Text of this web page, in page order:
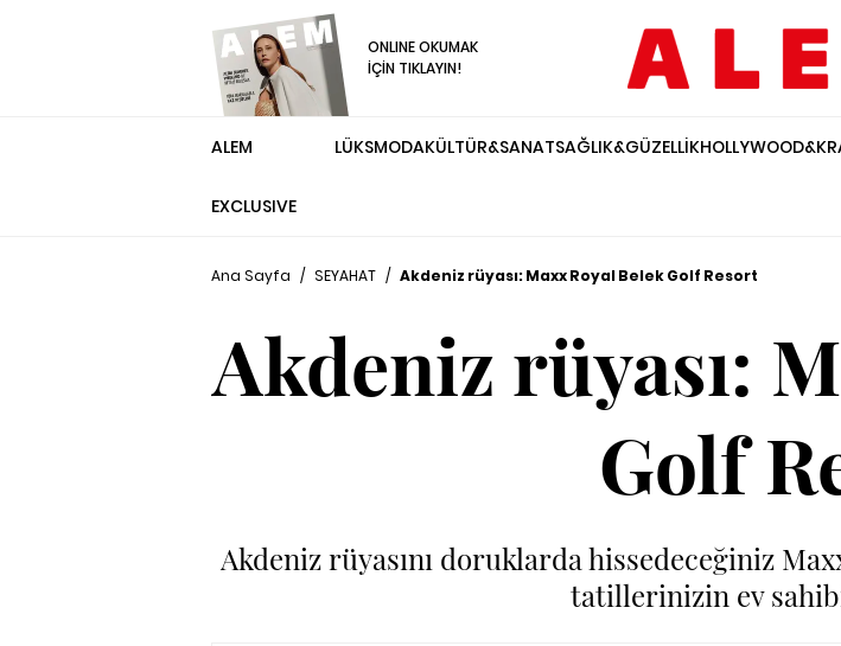
ONLINE OKUMAK
İÇİN TIKLAYIN!
ALEM
EXCLUSIVE
LÜKSMODAKÜLTÜR&SANATSAĞLIK&GÜZELLİK
Ana Sayfa / SEYAHAT / Akdeniz rüyası: Maxx Royal Belek Golf Resort
Akdeniz rüyası:
Golf
Akdeniz rüyasını doruklarda hissedeceğiniz
tatillerinizin ev